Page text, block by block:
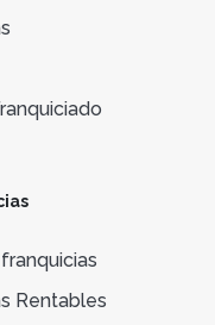
Rentables